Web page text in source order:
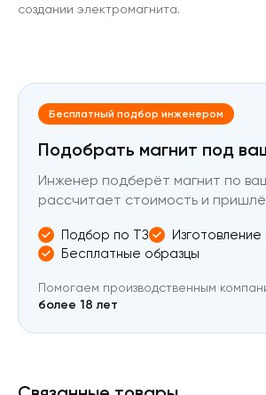
создании электромагнита.
Бесплатный подбор инженером
Подобрать магнит под
Инженер подберёт магнит по
рассчитает стоимость и
Подбор по ТЗ
Бесплатные образцы
Помогаем производственным
более 18 лет